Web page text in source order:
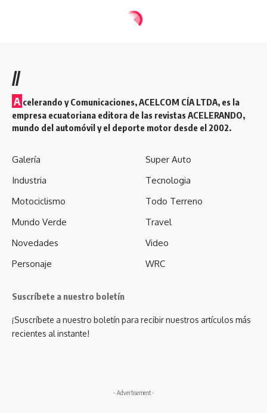
//
A celerando y Comunicaciones, ACELCOM CÍA LTDA, es la
empresa ecuatoriana editora de las revistas ACELERANDO,
mundo del automóvil y el deporte motor desde el 2002.
Galería
Industria
Motociclismo
Mundo Verde
Novedades
Personaje
Super Auto
Tecnologia
Todo Terreno
Travel
Video
WRC
Suscríbete a nuestro boletín
¡Suscríbete a nuestro boletín para recibir nuestros artículos más
recientes al instante!
- Advertisement -